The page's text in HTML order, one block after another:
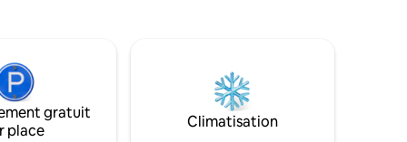
à
la
équipée et comprend une table à
manger. Le salon est doté d’un foyer,
d’une téléviseur intelligent et d’une
gratuit
place
Climatisation